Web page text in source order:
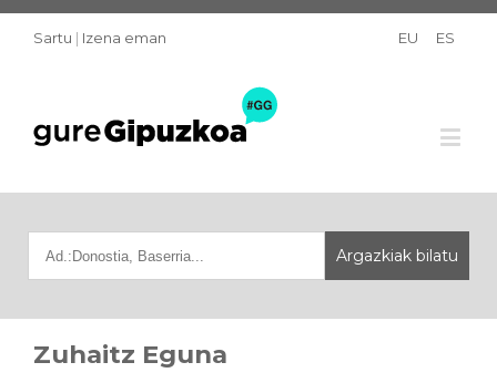
Sartu | Izena eman EU ES
Zuhaitz Eguna